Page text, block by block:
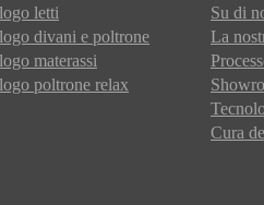
letti
divani e poltrone
materassi
poltrone relax
Su di
La
Cura